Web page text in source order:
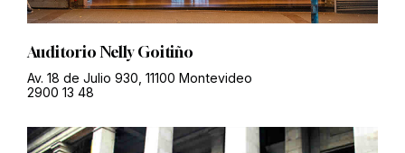
Auditorio Nelly Goitiño
Av. 18 de Julio 930, 11100 Montevideo
2900 13 48